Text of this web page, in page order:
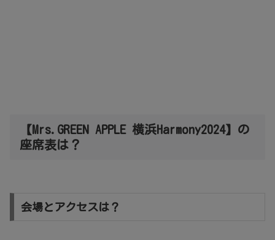
【Mrs.GREEN APPLE 横浜Harmony2024】の
座席表は？
会場とアクセスは？